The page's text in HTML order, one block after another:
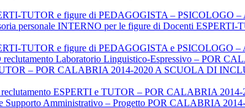
TUTOR e figure di PEDAGOGISTA – PSICOLOGO –
personale INTERNO per le figure di Docenti
TUTOR e figure di PEDAGOGISTA e PSICOLOGO –
Laboratorio Linguistico-Espressivo – POR
– POR CALABRIA 2014-2020 A SCUOLA DI
ESPERTI e TUTOR – POR CALABRIA
Supporto Amministrativo – Progetto POR CALABRIA